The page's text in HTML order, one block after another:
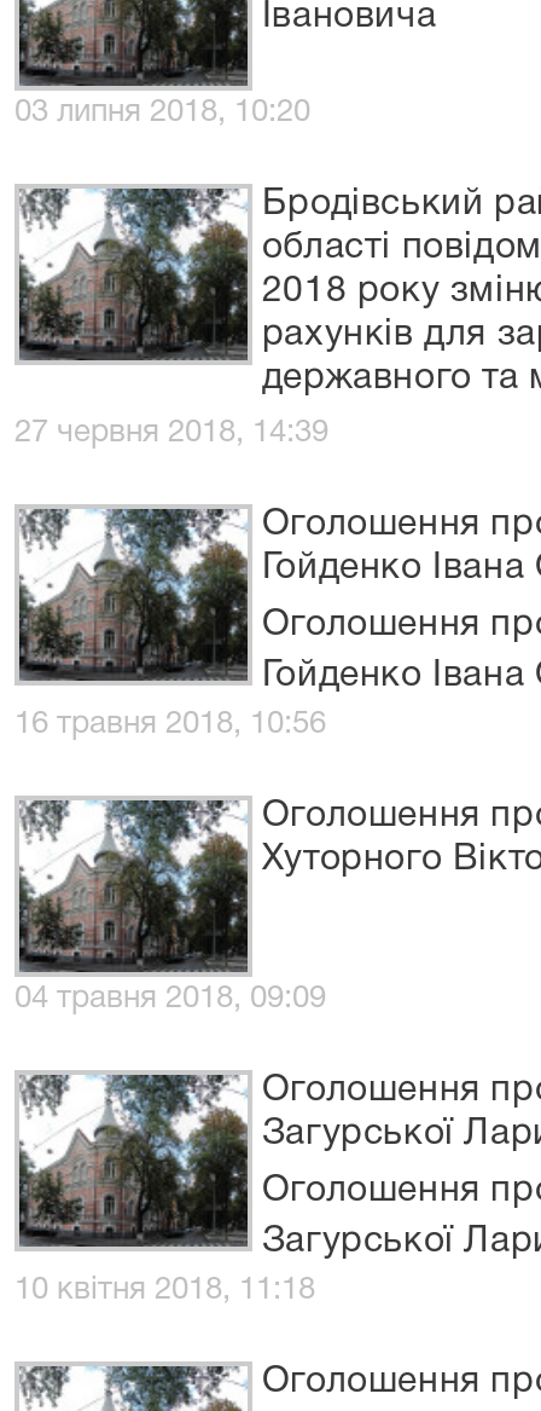
Івановича
03 липня 2018, 10:20
Бродівський
області
2018 року
рахунків для
державного та
27 червня 2018, 14:39
Оголошення
Гойденко
Оголошення
Гойденко
16 травня 2018, 10:56
Оголошення
Хуторного
04 травня 2018, 09:09
Оголошення
Загурської
Оголошення
Загурської
10 квітня 2018, 11:18
Оголошення